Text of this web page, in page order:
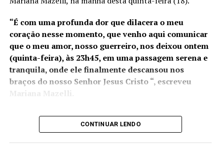
Fonte:Folha Vitória
2025. No ano passado, os
portos capixabas
movimentaram R$ 35
bilhões em mercadorias e a
possível transferência da
Alfândega para o Rio de
Janeiro pode gerar
prejuízos à competitividade
“É com uma profunda dor que dilacera o meu
coração nesse momento, que venho aqui comunicar
que o meu amor, nosso guerreiro, nos deixou ontem
(quinta-feira), às 23h45, em uma passagem serena e
tranquila, onde ele finalmente descansou nos
braços do nosso Senhor Jesus Cristo “, escreveu
Mariana Mazelli.
Jayme estava em fase final detratamento que só foi
CONTINUAR LENDO